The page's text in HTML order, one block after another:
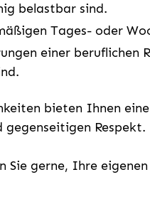
belastbar sind.
Tages- oder
einer
bieten Ihnen
gegenseitigen Respekt.
Sie gerne, Ihre